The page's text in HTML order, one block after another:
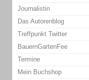
Journalistin
Das Autorenblog
Treffpunkt Twitter
BauernGartenFee
Termine
Mein Buchshop